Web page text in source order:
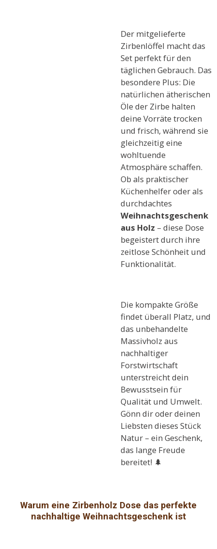
Der mitgelieferte
Zirbenlöffel macht das
Set perfekt für den
täglichen Gebrauch. Das
besondere Plus: Die
natürlichen ätherischen
Öle der Zirbe halten
deine Vorräte trocken
und frisch, während sie
gleichzeitig eine
wohltuende
Atmosphäre schaffen.
Ob als praktischer
Küchenhelfer oder als
durchdachtes
Weihnachtsgeschenk
aus Holz – diese Dose
begeistert durch ihre
zeitlose Schönheit und
Funktionalität.
Die kompakte Größe
findet überall Platz, und
das unbehandelte
Massivholz aus
nachhaltiger
Forstwirtschaft
unterstreicht dein
Bewusstsein für
Qualität und Umwelt.
Gönn dir oder deinen
Liebsten dieses Stück
Natur – ein Geschenk,
das lange Freude
bereitet! 🌲
Warum eine Zirbenholz Dose das perfekte
nachhaltige Weihnachtsgeschenk ist